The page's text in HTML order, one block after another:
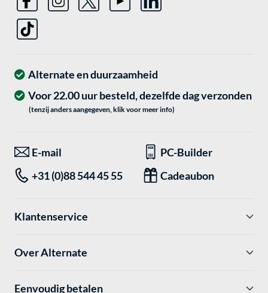
Alternate en duurzaamheid
Voor 22.00 uur besteld, dezelfde dag verzonden
(tenzij anders aangegeven, klik voor meer info)
E-mail
PC-Builder
+31 (0)88 544 45 55
Cadeaubon
Klantenservice
Over Alternate
Eenvoudig betalen